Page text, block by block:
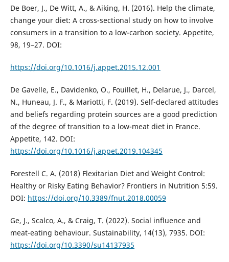
De Boer, J., De Witt, A., & Aiking, H. (2016). Help the climate,
change your diet: A cross-sectional study on how to involve
consumers in a transition to a low-carbon society. Appetite,
98, 19–27. DOI:
https://doi.org/10.1016/j.appet.2015.12.001
De Gavelle, E., Davidenko, O., Fouillet, H., Delarue, J., Darcel,
N., Huneau, J. F., & Mariotti, F. (2019). Self-declared attitudes
and beliefs regarding protein sources are a good prediction
of the degree of transition to a low-meat diet in France.
Appetite, 142. DOI:
https://doi.org/10.1016/j.appet.2019.104345
Forestell C. A. (2018) Flexitarian Diet and Weight Control:
Healthy or Risky Eating Behavior? Frontiers in Nutrition 5:59.
DOI: https://doi.org/10.3389/fnut.2018.00059
Ge, J., Scalco, A., & Craig, T. (2022). Social influence and
meat-eating behaviour. Sustainability, 14(13), 7935. DOI:
https://doi.org/10.3390/su14137935